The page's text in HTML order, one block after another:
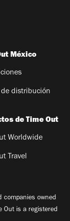
México
de distribución
de Time Out
Worldwide
Travel
companies owned
Out is a registered